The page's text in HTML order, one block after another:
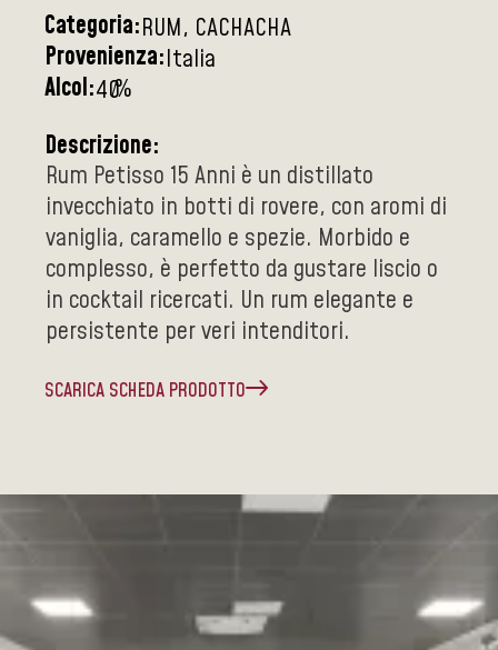
Categoria:RUM, CACHACHA
Provenienza:Italia
Alcol:40%
Descrizione:
Rum Petisso 15 Anni è un distillato
invecchiato in botti di rovere, con aromi di
vaniglia, caramello e spezie. Morbido e
complesso, è perfetto da gustare liscio o
in cocktail ricercati. Un rum elegante e
persistente per veri intenditori.
SCARICA SCHEDA PRODOTTO